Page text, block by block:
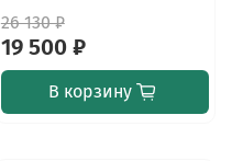
26 130 ₽
19 500 ₽
В корзину